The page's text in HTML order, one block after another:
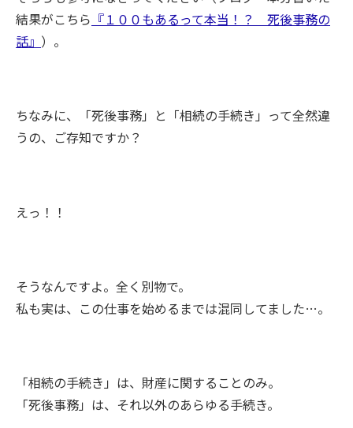
結果がこちら 『１００もあるって本当！？ 死後事務の
話』 ）。
ちなみに、「死後事務」と「相続の手続き」って全然違
うの、ご存知ですか？
えっ！！
そうなんですよ。全く別物で。
私も実は、この仕事を始めるまでは混同してました…。
「相続の手続き」は、財産に関することのみ。
「死後事務」は、それ以外のあらゆる手続き。